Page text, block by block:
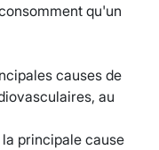
qu'un
causes de
au
principale cause